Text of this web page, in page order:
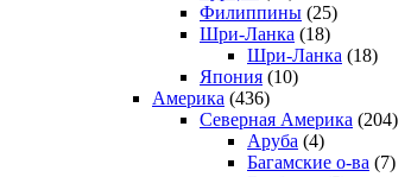
Филиппины (25)
Шри-Ланка (18)
Шри-Ланка (18)
Япония (10)
Америка (436)
Северная Америка (204)
Аруба (4)
Багамские о-ва (7)